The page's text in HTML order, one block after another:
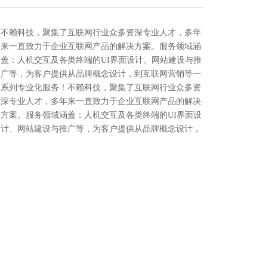
不赖科技，聚集了互联网行业众多资深专业人才，多年
来一直致力于企业互联网产品的解决方案。服务领域涵
盖：人机交互及各类终端的UI界面设计、网站建设与推
广等，为客户提供从品牌概念设计，到互联网营销等一
系列专业化服务！不赖科技，聚集了互联网行业众多资
深专业人才，多年来一直致力于企业互联网产品的解决
方案。服务领域涵盖：人机交互及各类终端的UI界面设
计、网站建设与推广等，为客户提供从品牌概念设计，